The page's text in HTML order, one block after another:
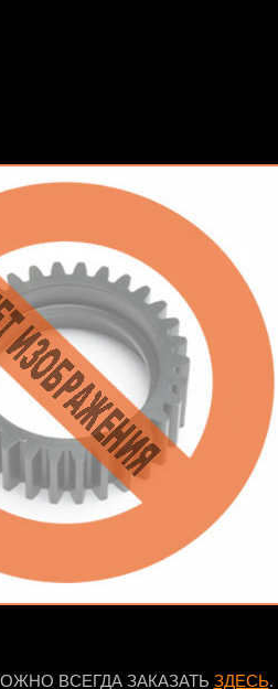
ВСЕГДА ЗАКАЗАТЬ ЗДЕСЬ.